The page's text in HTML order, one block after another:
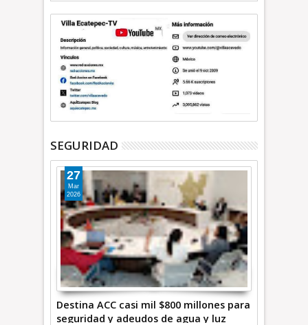
SEGURIDAD
Destina ACC casi mil $800 millones para
seguridad y adeudos de agua y luz
27
Mar
2026